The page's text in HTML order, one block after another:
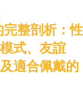
完整剖析：性
式、友誼
適合佩戴的